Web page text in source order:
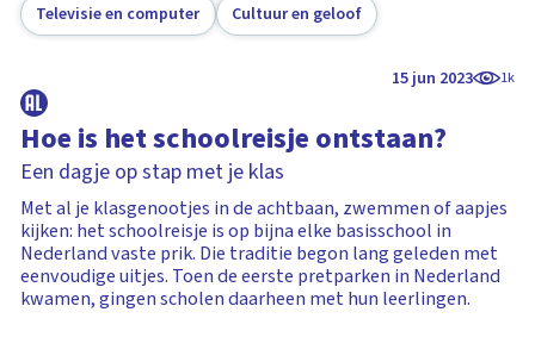
Televisie en computer Cultuur en geloof
15 jun 2023 1k
Hoe is het schoolreisje ontstaan?
Een dagje op stap met je klas
Met al je klasgenootjes in de achtbaan, zwemmen of aapjes
kijken: het schoolreisje is op bijna elke basisschool in
Nederland vaste prik. Die traditie begon lang geleden met
eenvoudige uitjes. Toen de eerste pretparken in Nederland
kwamen, gingen scholen daarheen met hun leerlingen.